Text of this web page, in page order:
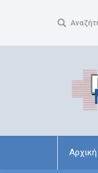
Search:
Αρχική